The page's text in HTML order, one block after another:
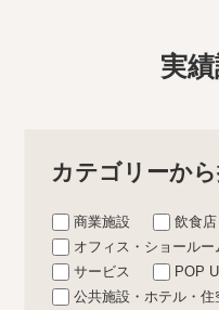
実
カテゴリーか
商業施設
飲食
オフィス・ショールー
サービス
POP
公共施設・ホテル・住